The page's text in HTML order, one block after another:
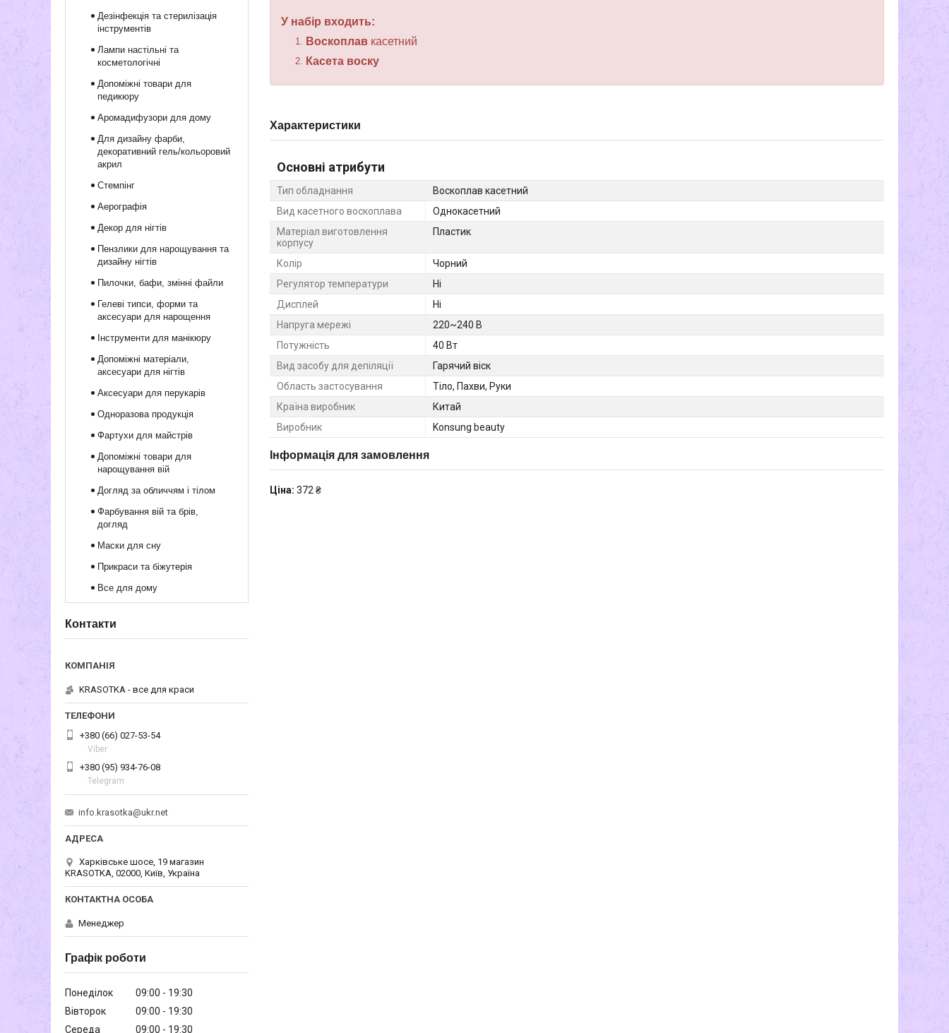
У набір входить:
Воскоплав касетний
Касета воску
Характеристики
Основні атрибути
Тип обладнання
Воскоплав касетний
Вид касетного воскоплава
Однокасетний
Матеріал виготовлення
корпусу
Пластик
Колір
Чорний
Регулятор температури
Ні
Дисплей
Ні
Напруга мережі
220~240 В
Потужність
40 Вт
Вид засобу для депіляції
Гарячий віск
Область застосування
Тіло, Пахви, Руки
Країна виробник
Китай
Виробник
Konsung beauty
Інформація для замовлення
Ціна: 372 ₴
Дезінфекція та стерилізація
інструментів
Лампи настільні та
косметологічні
Допоміжні товари для
педикюру
Аромадифузори для дому
Для дизайну фарби,
декоративний гель/кольоровий
акрил
Стемпінг
Аерографія
Декор для нігтів
Пензлики для нарощування та
дизайну нігтів
Пилочки, бафи, змінні файли
Гелеві типси, форми та
аксесуари для нарощення
Інструменти для манікюру
Допоміжні матеріали,
аксесуари для нігтів
Аксесуари для перукарів
Одноразова продукція
Фартухи для майстрів
Допоміжні товари для
нарощування вій
Догляд за обличчям і тілом
Фарбування вій та брів,
догляд
Маски для сну
Прикраси та біжутерія
Все для дому
Контакти
KRASOTKA - все для краси
+380 (66) 027-53-54
Viber
+380 (95) 934-76-08
Telegram
info.krasotka@ukr.net
Харківське шосе, 19 магазин
KRASOTKA, 02000, Київ, Україна
Менеджер
Графік роботи
Понеділок 09:00
19:30
Вівторок
09:00
19:30
Середа
09:00 19:30